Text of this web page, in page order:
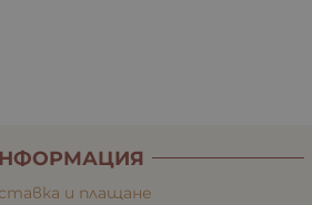
и плащане